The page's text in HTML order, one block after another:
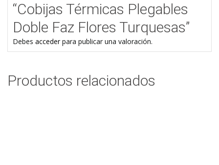
“Cobijas Térmicas Plegables
Doble Faz Flores Turquesas”
Debes accederpara publicar una valoración.
Productos relacionados